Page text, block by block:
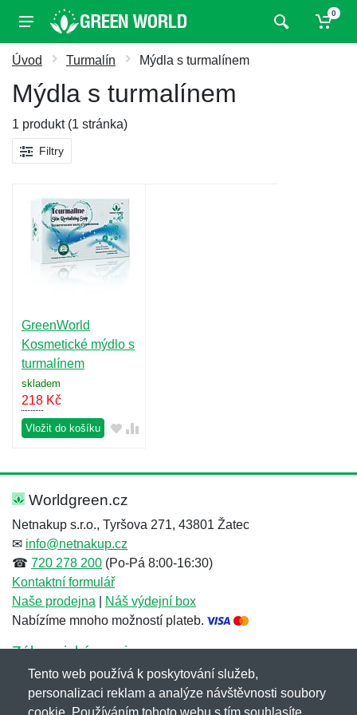
0
Úvod Turmalín Mýdla s turmalínem
Mýdla s turmalínem
1 produkt (1 stránka)
Filtry
GreenWorld
Kosmetické mýdlo s
turmalínem
skladem
218 Kč
Vložit do košíku
Worldgreen.cz
Netnakup s.r.o., Tyršova 271, 43801 Žatec
✉ info@netnakup.cz
☎ 720 278 200 (Po-Pá 8:00-16:30)
Kontaktní formulář
Naše prodejna
Náš výdejní box
Nabízíme mnoho možností plateb.
Zákaznický servis
Novinky emailem
Tento web používá k poskytování služeb,
personalizaci reklam a analýze návštěvnosti soubory
cookie. Používáním tohoto webu s tím souhlasíte.